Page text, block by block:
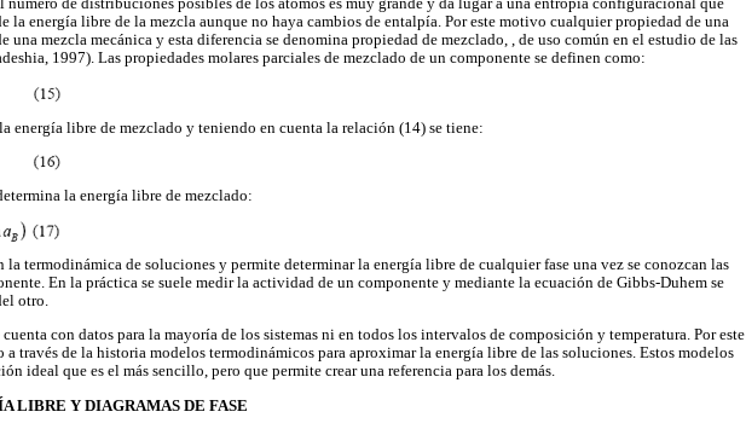
la energía libre de la mezcla aunque no haya cambios de entalpía. Por este motivo cualquier propiedad de una
una mezcla mecánica y esta diferencia se denomina propiedad de mezclado, , de uso común en el estudio de las
1997). Las propiedades molares parciales de mezclado de un componente se definen como:
energía libre de mezclado y teniendo en cuenta la relación (14) se tiene:
la energía libre de mezclado:
la termodinámica de soluciones y permite determinar la energía libre de cualquier fase una vez se conozcan las
En la práctica se suele medir la actividad de un componente y mediante la ecuación de Gibbs-Duhem se
otro.
con datos para la mayoría de los sistemas ni en todos los intervalos de composición y temperatura. Por este
a través de la historia modelos termodinámicos para aproximar la energía libre de las soluciones. Estos modelos
ideal que es el más sencillo, pero que permite crear una referencia para los demás.
LIBRE Y DIAGRAMAS DE FASE